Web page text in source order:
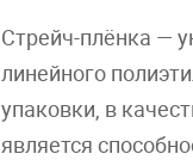
Стрейч-плёнка —
линейного
упаковки, в
является